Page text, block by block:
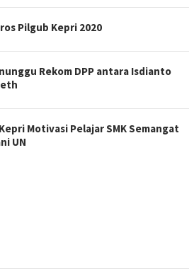
Pilgub Kepri 2020
Rekom DPP antara Isdianto
Motivasi Pelajar SMK Semangat
UN